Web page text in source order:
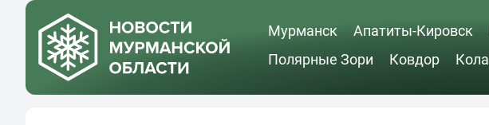
Мурманск Апатиты-Кировск
Полярные Зори
Ковдор Кола